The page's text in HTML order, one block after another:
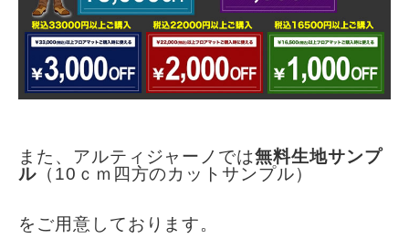
また、アルティジャーノでは無料生地サンプ
ル（10ｃｍ四方のカットサンプル）
をご用意しております。